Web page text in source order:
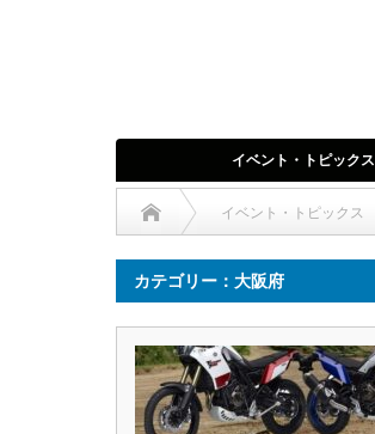
イベント・トピックス
イベント・トピックス
カテゴリー：大阪府